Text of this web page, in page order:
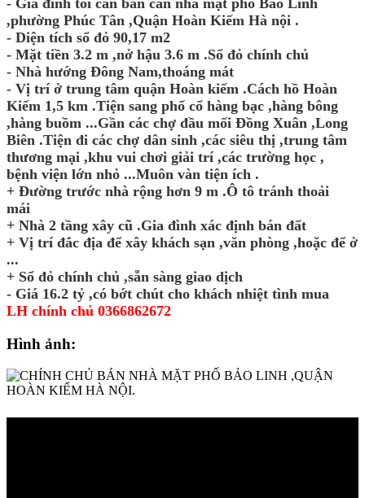
- Gia đình tôi cần bán căn nhà mặt phố Bảo Linh
,phường Phúc Tân ,Quận Hoàn Kiếm Hà nội .
- Diện tích sổ đỏ 90,17 m2
- Mặt tiền 3.2 m ,nở hậu 3.6 m .Sổ đỏ chính chủ
- Nhà hướng Đông Nam,thoáng mát
- Vị trí ở trung tâm quận Hoàn kiếm .Cách hồ Hoàn
Kiếm 1,5 km .Tiện sang phố cổ hàng bạc ,hàng bông
,hàng buồm ...Gần các chợ đầu mối Đồng Xuân ,Long
Biên .Tiện đi các chợ dân sinh ,các siêu thị ,trung tâm
thương mại ,khu vui chơi giải trí ,các trường học ,
bệnh viện lớn nhỏ ...Muôn vàn tiện ích .
+ Đường trước nhà rộng hơn 9 m .Ô tô tránh thoải
mái
+ Nhà 2 tầng xây cũ .Gia đình xác định bán đất
+ Vị trí đắc địa để xây khách sạn ,văn phòng ,hoặc để ở
...
+ Sổ đỏ chính chủ ,sẵn sàng giao dịch
- Giá 16.2 tỷ ,có bớt chút cho khách nhiệt tình mua
LH chính chủ 0366862672
Hình ảnh: